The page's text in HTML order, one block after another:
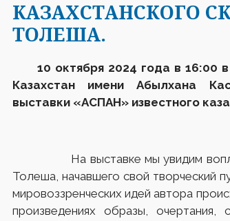
КАЗАХСТАНСКОГО
ТОЛЕША.
10 октября 2024 года в 16:00
Казахстан имени Абылхана
выставки «АСПАН» известного
На выставке мы увидим
Толеша, начавшего свой творческий
мировоззренческих идей автора
произведениях образы,